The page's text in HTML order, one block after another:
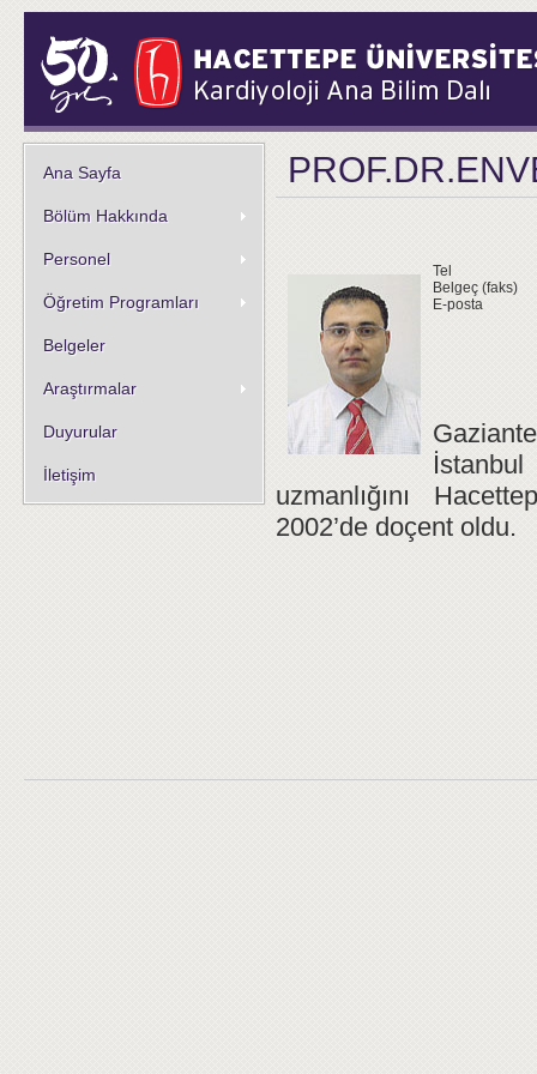
Ana Sayfa
Bölüm Hakkında
Personel
Öğretim Programları
Belgeler
Araştırmalar
Duyurular
İletişim
Tel
Belgeç (faks)
E-posta
İstanbul
uzmanlığını
2002’de doçent oldu.